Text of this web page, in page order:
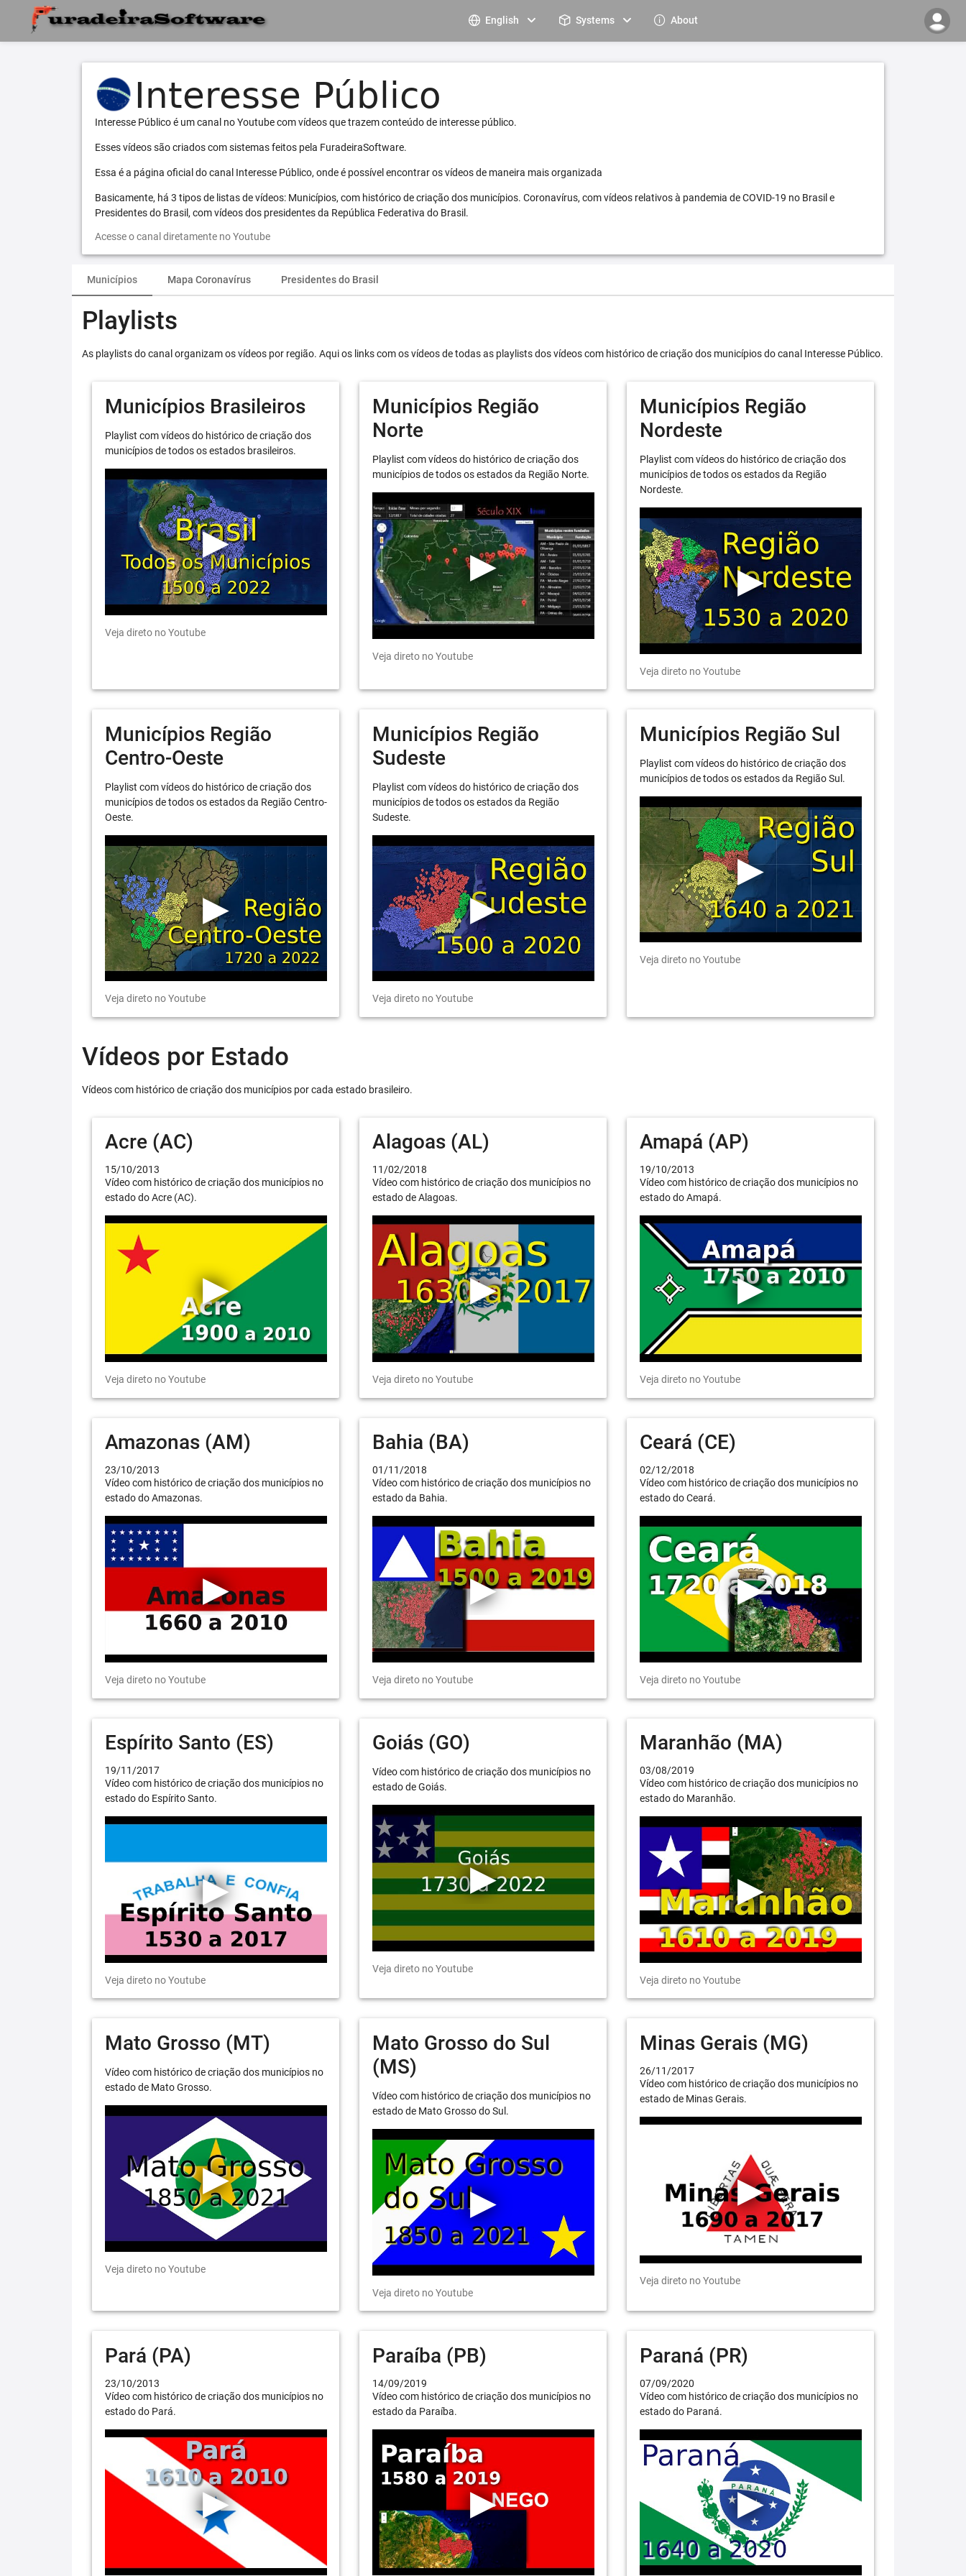
English Systems About
Interesse Público é um canal no Youtube com vídeos que trazem conteúdo de interesse público.
Esses vídeos são criados com sistemas feitos pela FuradeiraSoftware.
Essa é a página oficial do canal Interesse Público, onde é possível encontrar os vídeos de maneira mais organizada
Basicamente, há 3 tipos de listas de vídeos: Municípios, com histórico de criação dos municípios. Coronavírus, com vídeos relativos à pandemia de COVID-19 no Brasil e
Presidentes do Brasil, com vídeos dos presidentes da República Federativa do Brasil.
Acesse o canal diretamente no Youtube
Municípios Mapa Coronavírus Presidentes do Brasil
Playlists
As playlists do canal organizam os vídeos por região. Aqui os links com os vídeos de todas as playlists dos vídeos com histórico de criação dos municípios do canal Interesse Público.
Municípios Brasileiros
Playlist com vídeos do histórico de criação dos
municípios de todos os estados brasileiros.
Veja direto no Youtube
Municípios Região
Norte
Playlist com vídeos do histórico de criação dos
municípios de todos os estados da Região Norte.
Veja direto no Youtube
Municípios Região
Nordeste
Playlist com vídeos do histórico de criação dos
municípios de todos os estados da Região
Nordeste.
Veja direto no Youtube
Municípios Região
Centro-Oeste
Playlist com vídeos do histórico de criação dos
municípios de todos os estados da Região Centro-
Oeste.
Veja direto no Youtube
Municípios Região
Sudeste
Playlist com vídeos do histórico de criação dos
municípios de todos os estados da Região
Sudeste.
Veja direto no Youtube
Municípios Região Sul
Playlist com vídeos do histórico de criação dos
municípios de todos os estados da Região Sul.
Veja direto no Youtube
Vídeos por Estado
Vídeos com histórico de criação dos municípios por cada estado brasileiro.
Acre (AC)
15/10/2013
Vídeo com histórico de criação dos municípios no
estado do Acre (AC).
Veja direto no Youtube
Alagoas (AL)
11/02/2018
Vídeo com histórico de criação dos municípios no
estado de Alagoas.
Veja direto no Youtube
Amapá (AP)
19/10/2013
Vídeo com histórico de criação dos municípios no
estado do Amapá.
Veja direto no Youtube
Amazonas (AM)
23/10/2013
Vídeo com histórico de criação dos municípios no
estado do Amazonas.
Veja direto no Youtube
Bahia (BA)
01/11/2018
Vídeo com histórico de criação dos municípios no
estado da Bahia.
Veja direto no Youtube
Ceará (CE)
02/12/2018
Vídeo com histórico de criação dos municípios no
estado do Ceará.
Veja direto no Youtube
Espírito Santo (ES)
19/11/2017
Vídeo com histórico de criação dos municípios no
estado do Espírito Santo.
Veja direto no Youtube
Goiás (GO)
Vídeo com histórico de criação dos municípios no
estado de Goiás.
Veja direto no Youtube
Maranhão (MA)
03/08/2019
Vídeo com histórico de criação dos municípios no
estado do Maranhão.
Veja direto no Youtube
Mato Grosso (MT)
Vídeo com histórico de criação dos municípios no
estado de Mato Grosso.
Veja direto no Youtube
Mato Grosso do Sul
(MS)
Vídeo com histórico de criação dos municípios no
estado de Mato Grosso do Sul.
Veja direto no Youtube
Minas Gerais (MG)
26/11/2017
Vídeo com histórico de criação dos municípios no
estado de Minas Gerais.
Veja direto no Youtube
Pará (PA)
23/10/2013
Vídeo com histórico de criação dos municípios no
estado do Pará.
Paraíba (PB)
14/09/2019
Vídeo com histórico de criação dos municípios no
estado da Paraíba.
Paraná (PR)
07/09/2020
Vídeo com histórico de criação dos municípios no
estado do Paraná.